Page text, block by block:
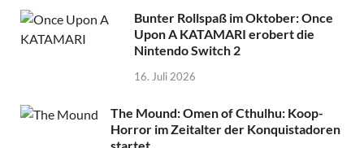
Bunter Rollspaß im Oktober: Once
Upon A KATAMARI erobert die
Nintendo Switch 2
16. Juli 2026
The Mound: Omen of Cthulhu: Koop-
Horror im Zeitalter der Konquistadoren
startet